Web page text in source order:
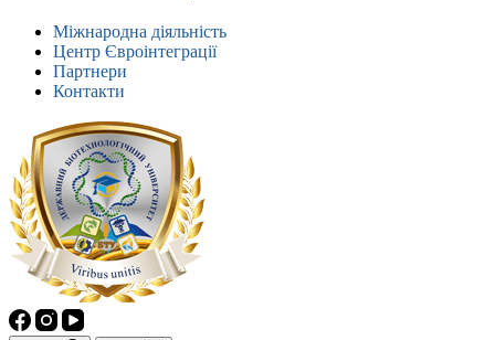
Міжнародна діяльність
Центр Євроінтеграції
Партнери
Контакти